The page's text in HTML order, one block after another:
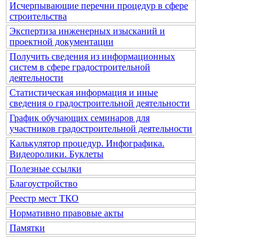
Исчерпывающие перечни процедур в сфере
строительства
Экспертиза инженерных изысканий и
проектной документации
Получить сведения из информационных
систем в сфере градостроительной
деятельности
Статистическая информация и иные
сведения о градостроительной деятельности
График обучающих семинаров для
участников градостроительной деятельности
Калькулятор процедур. Инфографика.
Видеоролики. Буклеты
Полезные ссылки
Благоустройство
Реестр мест ТКО
Нормативно правовые акты
Памятки